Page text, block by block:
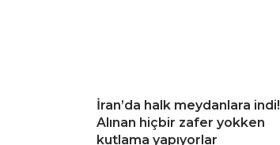
İran’da halk meydanlara indi!
Alınan hiçbir zafer yokken
kutlama yapıyorlar